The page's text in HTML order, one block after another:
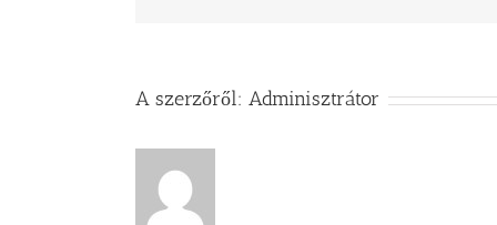
A szerzőről: Adminisztrátor